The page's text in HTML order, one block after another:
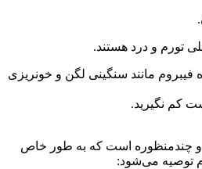
تورم و درد هستند.
فیبروم مانند سنگینی لگن و خونریزی
کم نگیرید.
چندمنظوره است که به طور خاص
توصیه می‌شود: